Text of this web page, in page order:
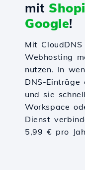
mit
Google!
Mit
Webhosting
nutzen. In
DNS-
und sie
Workspace
Dienst
5,99 € pro